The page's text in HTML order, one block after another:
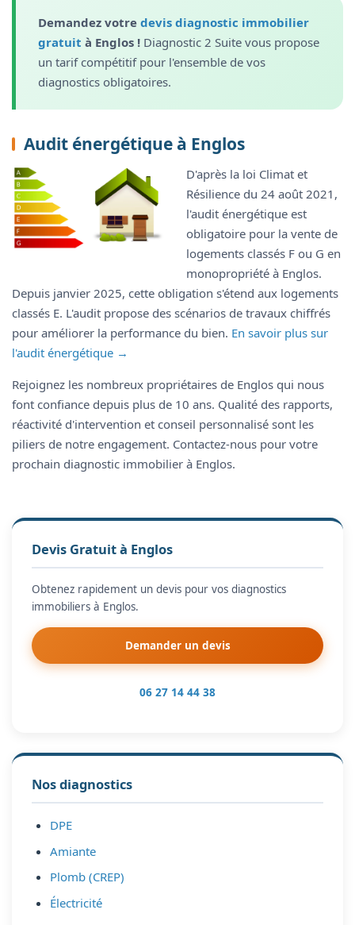
Demandez votre devis diagnostic immobilier
gratuit à Englos ! Diagnostic 2 Suite vous propose
un tarif compétitif pour l'ensemble de vos
diagnostics obligatoires.
Audit énergétique à Englos
D'après la loi Climat et
Résilience du 24 août 2021,
l'audit énergétique est
obligatoire pour la vente de
logements classés F ou G en
monopropriété à Englos.
Depuis janvier 2025, cette obligation s'étend aux logements
classés E. L'audit propose des scénarios de travaux chiffrés
pour améliorer la performance du bien. En savoir plus sur
l'audit énergétique →
Rejoignez les nombreux propriétaires de Englos qui nous
font confiance depuis plus de 10 ans. Qualité des rapports,
réactivité d'intervention et conseil personnalisé sont les
piliers de notre engagement. Contactez-nous pour votre
prochain diagnostic immobilier à Englos.
Devis Gratuit à Englos
Obtenez rapidement un devis pour vos diagnostics
immobiliers à Englos.
Demander un devis
06 27 14 44 38
Nos diagnostics
DPE
Amiante
Plomb (CREP)
Électricité